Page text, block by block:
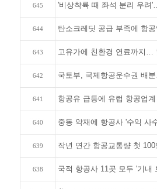
645 '비상착륙 때 좌석 분리 우려
644 탄소크레딧 공급 부족에 항
643 고유가에 친환경 연료까지…
642 국토부, 국제항공운수권 배
641 항공유 급등에 유럽 항공업
640 중동 악재에 항공사 '수익 사
639 작년 연간 항공교통량 첫
638 국적 항공사 11곳 모두 '기내